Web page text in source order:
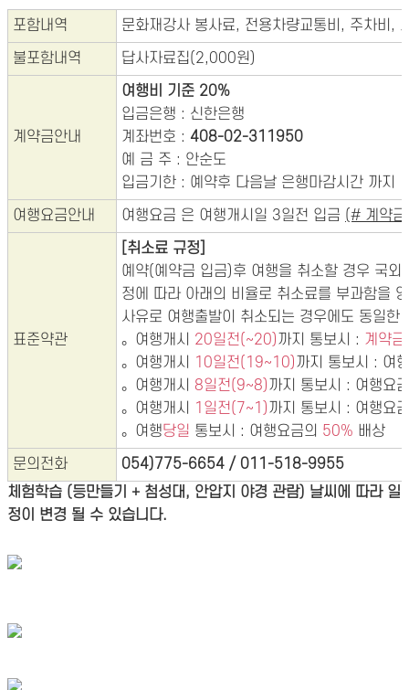
포함내역
문화재강사 봉사료, 전용차량교통비, 주차비,
불포함내역
답사자료집(2,000원)
계약금안내
여행비 기준 20%
입금은행 : 신한은행
계좌번호 : 408-02-311950
예 금 주 : 안순도
입금기한 : 예약후 다음날 은행마감시간 까지
여행요금안내
여행요금 은 여행개시일 3일전 입금 (# 계약금
표준약관
[취소료 규정]
예약(예약금 입금)후 여행을 취소할 경우 국
정에 따라 아래의 비율로 취소료를 부과함을
사유로 여행출발이 취소되는 경우에도 동일한
。여행개시 20일전(~20)까지 통보시 : 계약금
。여행개시
10일전(19~10)까지 통보시 : 여
。여행개시 8일전(9~8)까지 통보시 : 여행요
。여행개시
1일전(7~1)까지 통보시 : 여행요
。여행당일 통보시 : 여행요금의 50% 배상
문의전화
054)775-6654 / 011-518-9955
체험학습 (등만들기 + 첨성대, 안압지 야경 관람) 날씨에 따라 일
정이 변경 될 수 있습니다.